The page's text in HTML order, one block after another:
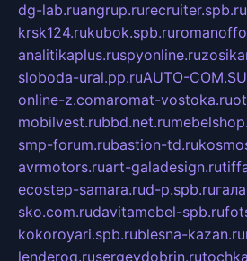
dg-lab.ruangrup.rurecruiter.spb.ru
krsk124.rukubok.spb.ru
analitikaplus.ruspyonline.ru
sloboda-ural.pp.ruAUTO-COM.SU
online-z.comaromat-vostoka.ru
mobilvest.rubbd.net.ru
smp-forum.rubastion-td.ru
avrmotors.ruart-galadesign.ru
ecostep-samara.rud-p.spb.ru
sko.com.rudavitamebel-spb.ru
kokoroyari.spb.rublesna-kazan.ru
lenderoq.rusergeydobrin.ru